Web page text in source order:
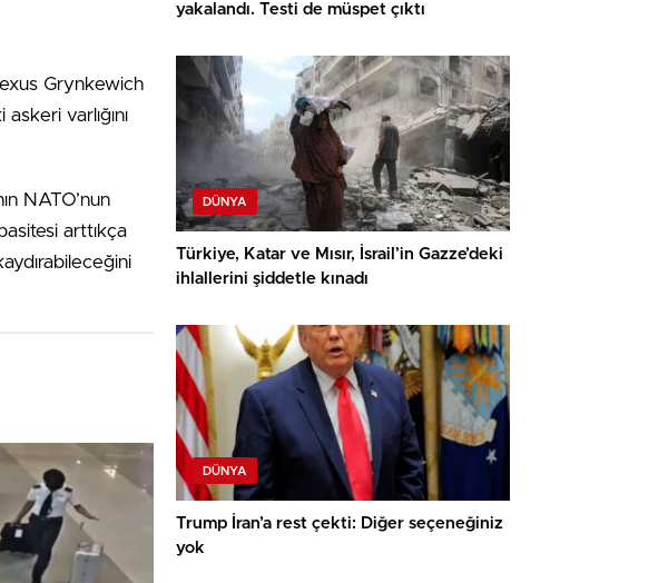
Grynkewich
varlığını
NATO’nun
arttıkça
yakalandı. Testi de müspet çıktı
DÜNYA
Türkiye, Katar ve Mısır, İsrail’in Gazze’deki
ihlallerini şiddetle kınadı
DÜNYA
Trump İran’a rest çekti: Diğer seçeneğiniz
yok